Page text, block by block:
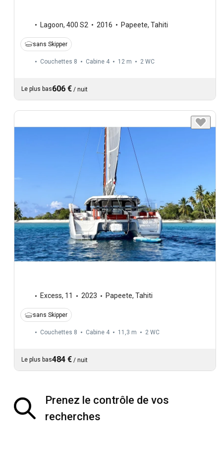
Lagoon, 400 S2 2016 Papeete, Tahiti
sans Skipper
Couchettes 8 Cabine 4 12 m 2 WC
Le plus bas606 € / nuit
Excess, 11 2023 Papeete, Tahiti
sans Skipper
Couchettes 8 Cabine 4 11,3 m 2 WC
Le plus bas484 € / nuit
Prenez le contrôle de vos
recherches